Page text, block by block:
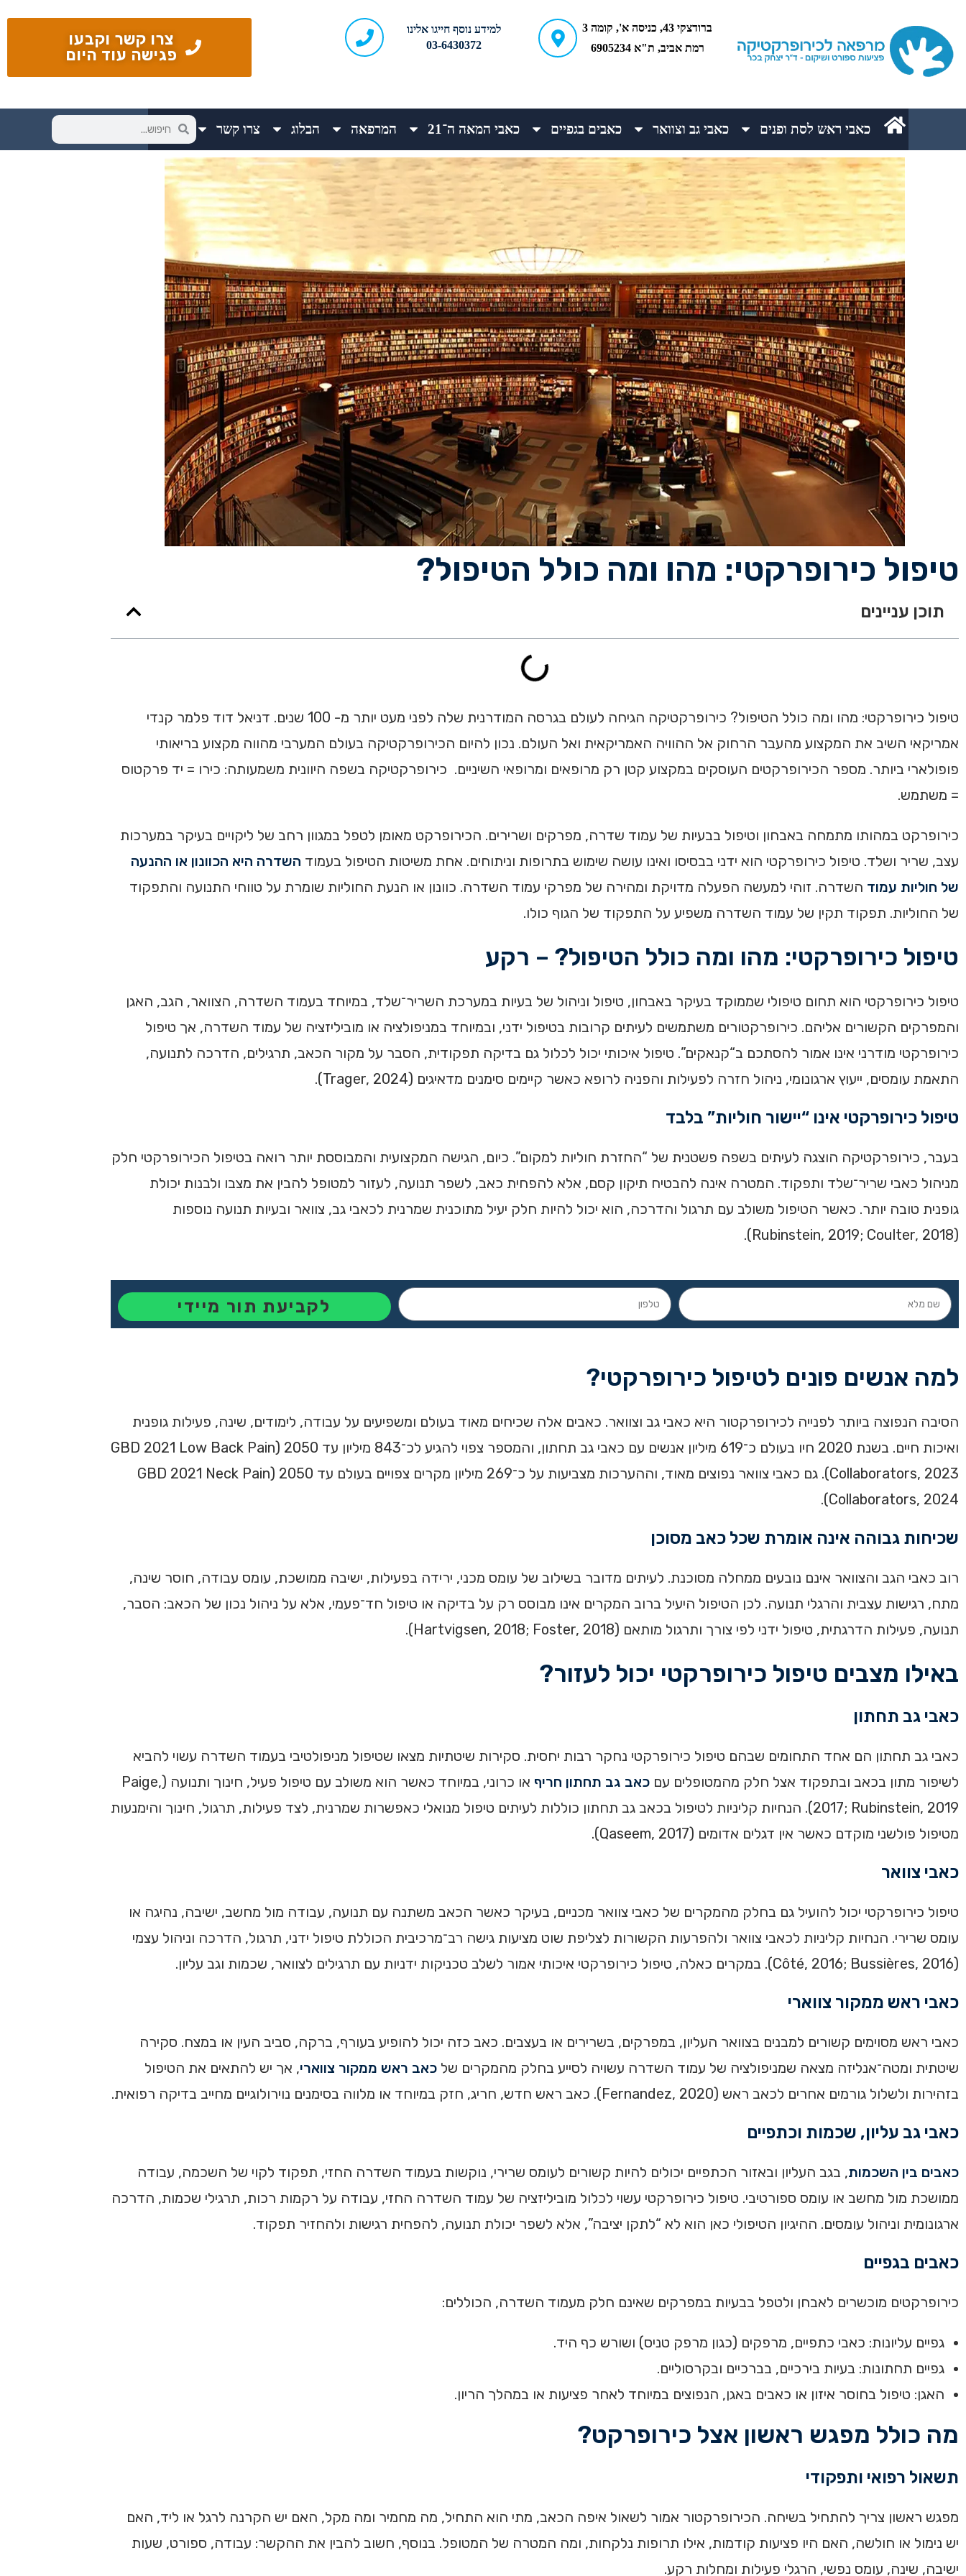
ברודצקי 43, כניסה א', קומה 3
רמת אביב, ת"א 6905234
למידע נוסף חייגו אלינו
03-6430372
צרו קשר וקבעו
פגישה עוד היום
כאבי ראש לסת ופנים כאבי גב וצוואר כאבים בגפיים כאבי המאה ה־21 המרפאה הבלוג צרו קשר
טיפול כירופרקטי: מהו ומה כולל הטיפול?
תוכן עניינים
טיפול כירופרקטי: מהו ומה כולל הטיפול? כירופרקטיקה הגיחה לעולם בגרסה המודרנית שלה לפני מעט יותר מ- 100 שנים. דניאל דוד פלמר קנדי
אמריקאי השיב את המקצוע מהעבר הרחוק אל ההוויה האמריקאית ואל העולם. נכון להיום הכירופרקטיקה בעולם המערבי מהווה מקצוע בריאותי
פופולארי ביותר. מספר הכירופרקטים העוסקים במקצוע קטן רק מרופאים ומרופאי השיניים. כירופרקטיקה בשפה היוונית משמעותה: כירו = יד פרקטוס
= משתמש.
כירופרקט במהותו מתמחה באבחון וטיפול בבעיות של עמוד שדרה, מפרקים ושרירים. הכירופרקט מאומן לטפל במגוון רחב של ליקויים בעיקר במערכות
עצב, שריר ושלד. טיפול כירופרקטי הוא ידני בבסיסו ואינו עושה שימוש בתרופות וניתוחים. אחת משיטות הטיפול בעמוד השדרה היא הכוונון או ההנעה
של חוליות עמוד השדרה. זוהי למעשה הפעלה מדויקת ומהירה של מפרקי עמוד השדרה. כוונון או הנעת החוליות שומרת על טווחי התנועה והתפקוד
של החוליות. תפקוד תקין של עמוד השדרה משפיע על התפקוד של הגוף כולו.
טיפול כירופרקטי: מהו ומה כולל הטיפול? – רקע
טיפול כירופרקטי הוא תחום טיפולי שממוקד בעיקר באבחון, טיפול וניהול של בעיות במערכת השריר־שלד, במיוחד בעמוד השדרה, הצוואר, הגב, האגן
והמפרקים הקשורים אליהם. כירופרקטורים משתמשים לעיתים קרובות בטיפול ידני, ובמיוחד במניפולציה או מוביליזציה של עמוד השדרה, אך טיפול
כירופרקטי מודרני אינו אמור להסתכם ב“קנאקים”. טיפול איכותי יכול לכלול גם בדיקה תפקודית, הסבר על מקור הכאב, תרגילים, הדרכה לתנועה,
התאמת עומסים, ייעוץ ארגונומי, ניהול חזרה לפעילות והפניה לרופא כאשר קיימים סימנים מדאיגים (Trager, 2024).
טיפול כירופרקטי אינו “יישור חוליות” בלבד
בעבר, כירופרקטיקה הוצגה לעיתים בשפה פשטנית של “החזרת חוליות למקום”. כיום, הגישה המקצועית והמבוססת יותר רואה בטיפול הכירופרקטי חלק
מניהול כאבי שריר־שלד ותפקוד. המטרה אינה להבטיח תיקון קסם, אלא להפחית כאב, לשפר תנועה, לעזור למטופל להבין את מצבו ולבנות יכולת
גופנית טובה יותר. כאשר הטיפול משולב עם תרגול והדרכה, הוא יכול להיות חלק יעיל מתוכנית שמרנית לכאבי גב, צוואר ובעיות תנועה נוספות
(Rubinstein, 2019; Coulter, 2018).
לקביעת תור מיידי
למה אנשים פונים לטיפול כירופרקטי?
הסיבה הנפוצה ביותר לפנייה לכירופרקטור היא כאבי גב וצוואר. כאבים אלה שכיחים מאוד בעולם ומשפיעים על עבודה, לימודים, שינה, פעילות גופנית
ואיכות חיים. בשנת 2020 חיו בעולם כ־619 מיליון אנשים עם כאבי גב תחתון, והמספר צפוי להגיע לכ־843 מיליון עד 2050 (GBD 2021 Low Back Pain
Collaborators, 2023). גם כאבי צוואר נפוצים מאוד, וההערכות מצביעות על כ־269 מיליון מקרים צפויים בעולם עד 2050 (GBD 2021 Neck Pain
Collaborators, 2024).
שכיחות גבוהה אינה אומרת שכל כאב מסוכן
רוב כאבי הגב והצוואר אינם נובעים ממחלה מסוכנת. לעיתים מדובר בשילוב של עומס מכני, ירידה בפעילות, ישיבה ממושכת, עומס עבודה, חוסר שינה,
מתח, רגישות עצבית והרגלי תנועה. לכן הטיפול היעיל ברוב המקרים אינו מבוסס רק על בדיקה או טיפול חד־פעמי, אלא על ניהול נכון של הכאב: הסבר,
תנועה, פעילות הדרגתית, טיפול ידני לפי צורך ותרגול מותאם (Hartvigsen, 2018; Foster, 2018).
באילו מצבים טיפול כירופרקטי יכול לעזור?
כאבי גב תחתון
כאבי גב תחתון הם אחד התחומים שבהם טיפול כירופרקטי נחקר רבות יחסית. סקירות שיטתיות מצאו שטיפול מניפולטיבי בעמוד השדרה עשוי להביא
לשיפור מתון בכאב ובתפקוד אצל חלק מהמטופלים עם כאב גב תחתון חריף
או כרוני, במיוחד כאשר הוא משולב עם טיפול פעיל, חינוך ותנועה (Paige,
2017; Rubinstein, 2019). הנחיות קליניות לטיפול בכאב גב תחתון כוללות לעיתים טיפול מנואלי כאפשרות שמרנית, לצד פעילות, תרגול, חינוך והימנעות
מטיפול פולשני מוקדם כאשר אין דגלים אדומים (Qaseem, 2017).
כאבי צוואר
טיפול כירופרקטי יכול להועיל גם בחלק מהמקרים של כאבי צוואר מכניים, בעיקר כאשר הכאב משתנה עם תנועה, עבודה מול מחשב, ישיבה, נהיגה או
עומס שרירי. הנחיות קליניות לכאבי צוואר ולהפרעות הקשורות לצליפת שוט מציעות גישה רב־מרכיבית הכוללת טיפול ידני, תרגול, הדרכה וניהול עצמי
(Côté, 2016; Bussières, 2016). במקרים כאלה, טיפול כירופרקטי איכותי אמור לשלב טכניקות ידניות עם תרגילים לצוואר, שכמות וגב עליון.
כאבי ראש ממקור צווארי
כאבי ראש מסוימים קשורים למבנים בצוואר העליון, במפרקים, בשרירים או בעצבים. כאב כזה יכול להופיע בעורף, ברקה, סביב העין או במצח. סקירה
שיטתית ומטה־אנליזה מצאה שמניפולציה של עמוד השדרה עשויה לסייע בחלק מהמקרים של כאב ראש ממקור צווארי, אך יש להתאים את הטיפול
בזהירות ולשלול גורמים אחרים לכאב ראש (Fernandez, 2020). כאב ראש חדש, חריג, חזק במיוחד או מלווה בסימנים נוירולוגיים מחייב בדיקה רפואית.
כאבי גב עליון, שכמות וכתפיים
כאבים בין השכמות, בגב העליון ובאזור הכתפיים יכולים להיות קשורים לעומס שרירי, נוקשות בעמוד השדרה החזי, תפקוד לקוי של השכמה, עבודה
ממושכת מול מחשב או עומס ספורטיבי. טיפול כירופרקטי עשוי לכלול מוביליזציה של עמוד השדרה החזי, עבודה על רקמות רכות, תרגילי שכמות, הדרכה
ארגונומית וניהול עומסים. ההיגיון הטיפולי כאן הוא לא “לתקן יציבה”, אלא לשפר יכולת תנועה, להפחית רגישות ולהחזיר תפקוד.
כאבים בגפיים
כירופרקטים מוכשרים לאבחן ולטפל בבעיות במפרקים שאינם חלק מעמוד השדרה, הכוללים:
גפיים עליונות: כאבי כתפיים, מרפקים (כגון מרפק טניס) ושורש כף היד.
גפיים תחתונות: בעיות בירכיים, בברכיים ובקרסוליים.
האגן: טיפול בחוסר איזון או כאבים באגן, הנפוצים במיוחד לאחר פציעות או במהלך הריון.
מה כולל מפגש ראשון אצל כירופרקט?
תשאול רפואי ותפקודי
מפגש ראשון צריך להתחיל בשיחה. הכירופרקטור אמור לשאול איפה הכאב, מתי הוא התחיל, מה מחמיר ומה מקל, האם יש הקרנה לרגל או ליד, האם
יש נימול או חולשה, האם היו פציעות קודמות, אילו תרופות נלקחות, ומה המטרה של המטופל. בנוסף, חשוב להבין את ההקשר: עבודה, ספורט, שעות
ישיבה, שינה, עומס נפשי, הרגלי פעילות ומחלות רקע.